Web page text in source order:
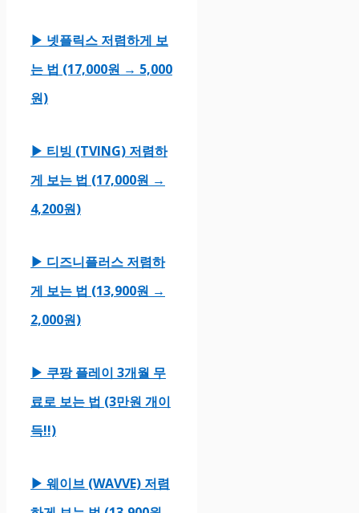
▶ 넷플릭스 저렴하게 보
는 법 (17,000원 → 5,000
원)
▶ 티빙 (TVING) 저렴하
게 보는 법 (17,000원 →
4,200원)
▶ 디즈니플러스 저렴하
게 보는 법 (13,900원 →
2,000원)
▶ 쿠팡 플레이 3개월 무
료로 보는 법 (3만원 개이
득!!)
▶ 웨이브 (WAVVE) 저렴